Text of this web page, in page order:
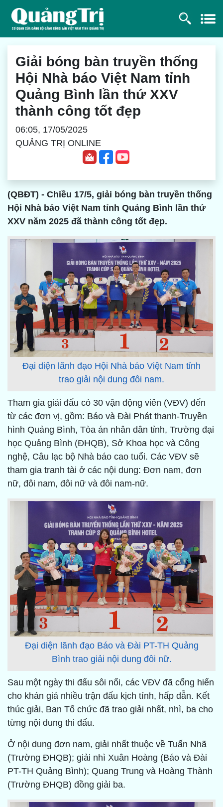
Giải bóng bàn truyền thống
Hội Nhà báo Việt Nam tỉnh
Quảng Bình lần thứ XXV
thành công tốt đẹp
06:05, 17/05/2025
QUẢNG TRỊ ONLINE
(QBĐT) - Chiều 17/5, giải bóng bàn truyền thống
Hội Nhà báo Việt Nam tỉnh Quảng Bình lần thứ
XXV năm 2025 đã thành công tốt đẹp.
Đại diện lãnh đạo Hội Nhà báo Việt Nam tỉnh
trao giải nội dung đôi nam.
Tham gia giải đấu có 30 vận động viên (VĐV) đến
từ các đơn vị, gồm: Báo và Đài Phát thanh-Truyền
hình Quảng Bình, Tòa án nhân dân tỉnh, Trường đại
học Quảng Bình (ĐHQB), Sở Khoa học và Công
nghệ, Câu lạc bộ Nhà báo cao tuổi. Các VĐV sẽ
tham gia tranh tài ở các nội dung: Đơn nam, đơn
nữ, đôi nam, đôi nữ và đôi nam-nữ.
Đại diện lãnh đạo Báo và Đài PT-TH Quảng
Bình trao giải nội dung đôi nữ.
Sau một ngày thi đấu sôi nổi, các VĐV đã cống hiến
cho khán giả nhiều trận đấu kịch tính, hấp dẫn. Kết
thúc giải, Ban Tổ chức đã trao giải nhất, nhì, ba cho
từng nội dung thi đấu.
Ở nội dung đơn nam, giải nhất thuộc về Tuấn Nhã
(Trường ĐHQB); giải nhì Xuân Hoàng (Báo và Đài
PT-TH Quảng Bình); Quang Trung và Hoàng Thành
(Trường ĐHQB) đồng giải ba.